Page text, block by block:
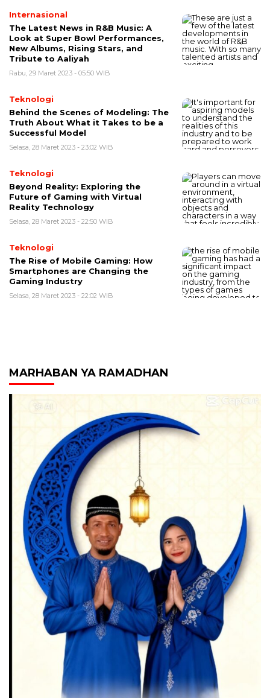
Internasional
The Latest News in R&B Music: A
Look at Super Bowl Performances,
New Albums, Rising Stars, and
Tribute to Aaliyah
Rabu, 29 Maret 2023 - 05:50 WIB
Teknologi
Behind the Scenes of Modeling: The
Truth About What it Takes to be a
Successful Model
Selasa, 28 Maret 2023 - 23:02 WIB
Teknologi
Beyond Reality: Exploring the
Future of Gaming with Virtual
Reality Technology
Selasa, 28 Maret 2023 - 22:50 WIB
Teknologi
The Rise of Mobile Gaming: How
Smartphones are Changing the
Gaming Industry
Selasa, 28 Maret 2023 - 22:02 WIB
MARHABAN YA RAMADHAN